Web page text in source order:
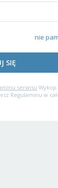
nie
SIĘ
serwisu
Regulaminu w